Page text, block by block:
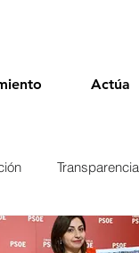
Actúa
Transparencia
y Limpieza Viaria